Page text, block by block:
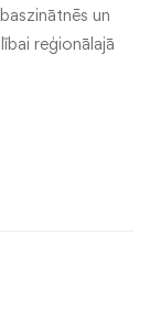
un
reģionālajā